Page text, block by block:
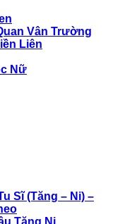
Vân Trường
Liên
Nữ
Sĩ (Tăng – Ni) –